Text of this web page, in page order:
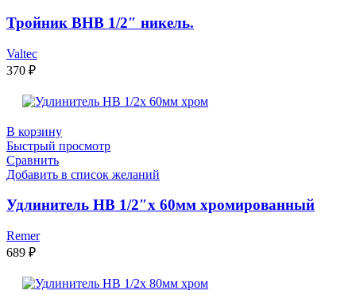
Тройник ВНВ 1/2″ никель.
Valtec
370 ₽
В корзину
Быстрый просмотр
Сравнить
Добавить в список желаний
Удлинитель НВ 1/2″x 60мм хромированный
Remer
689 ₽